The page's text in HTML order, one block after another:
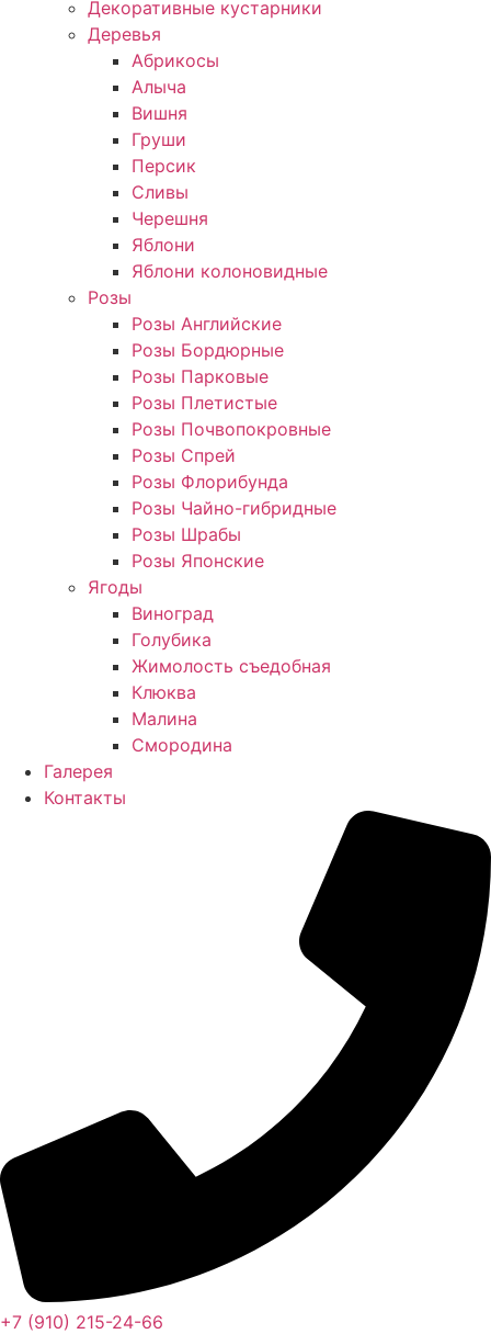
Декоративные кустарники
Деревья
Абрикосы
Алыча
Вишня
Груши
Персик
Сливы
Черешня
Яблони
Яблони колоновидные
Розы
Розы Английские
Розы Бордюрные
Розы Парковые
Розы Плетистые
Розы Почвопокровные
Розы Спрей
Розы Флорибунда
Розы Чайно-гибридные
Розы Шрабы
Розы Японские
Ягоды
Виноград
Голубика
Жимолость съедобная
Клюква
Малина
Смородина
Галерея
Контакты
+7 (910) 215-24-66